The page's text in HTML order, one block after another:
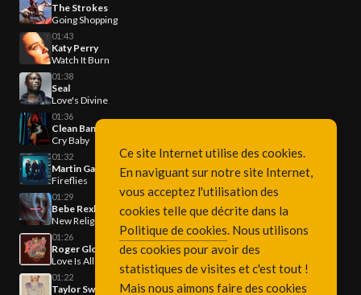
The Strokes
Going Shopping
01:43
Katy Perry
Watch It Burn
01:38
Seal
Love's Divine
01:36
Clean Bandit, Anne-Marie, David Guetta
Cry Baby
01:32
Martin Garrix x U2
Fireflies
01:29
Bebe Rexha
New Religion
01:26
Roger Glover & Butterfly Ball
Love Is All
01:22
Taylor Swift
Ce site Internet utilise des cookies.
En naviguant sur notre site Internet,
vous acceptez l'utilisation des
cookies telle que décrite dans la
Politique de cookies. Nous utilisons
des cookies pour avoir des
statistiques de visites et c'est tout !
Mais nous aimons faire des cookies